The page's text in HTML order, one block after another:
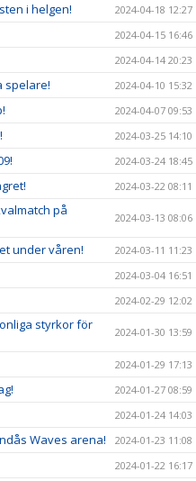
i helgen! 2024-04-18 12:27
2024-04-15 16:46
2024-04-14 20:23
spelare! 2024-04-10 15:32
2024-04-07 09:53
2024-03-25 14:10
2024-03-24 18:45
2024-03-22 08:11
på
2024-03-13 08:06
under våren! 2024-03-11 11:23
2024-03-04 16:51
2024-02-29 12:02
styrkor för
2024-01-30 13:59
2024-01-29 17:13
2024-01-27 08:59
2024-01-24 14:03
Waves arena! 2024-01-23 11:08
2024-01-22 16:17